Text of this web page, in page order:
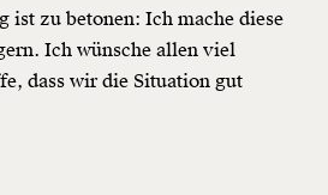
ist zu betonen: Ich mache diese
Ich wünsche allen viel
dass wir die Situation gut